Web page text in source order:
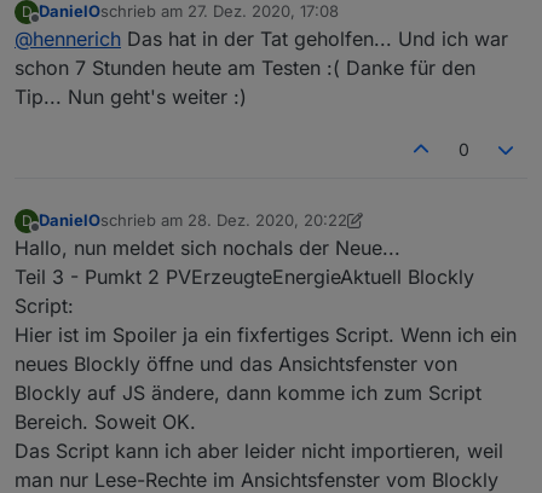
originale Werte vom Wechselrichter liegen auf
40107 und 40104
Hey Daniel,
Werte. Du musst (wie in meinem Fall) einen Zähler
mehr. Versuch es mal damit.
D
Offline
DanielOschrieb am 27. Dez. 2020, 17:08
zuletzt editiert von
@hennerich Das hat in der Tat geholfen... Und ich war
schon 7 Stunden heute am Testen :( Danke für den
Tip... Nun geht's weiter :)
0
D
Offline
DanielOschrieb am 28. Dez. 2020, 20:22
zuletzt editiert von DanielO
Hallo, nun meldet sich nochals der Neue...
Teil 3 - Pumkt 2 PVErzeugteEnergieAktuell Blockly
Script:
Hier ist im Spoiler ja ein fixfertiges Script. Wenn ich ein
neues Blockly öffne und das Ansichtsfenster von
Blockly auf JS ändere, dann komme ich zum Script
Bereich. Soweit OK.
Das Script kann ich aber leider nicht importieren, weil
man nur Lese-Rechte im Ansichtsfenster vom Blockly